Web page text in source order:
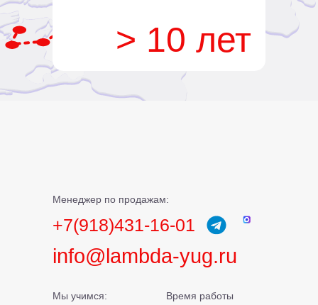
> 10 лет
Менеджер по продажам:
Мы учимся: Время работы
+7(918)431-16-01
info@lambda-yug.ru